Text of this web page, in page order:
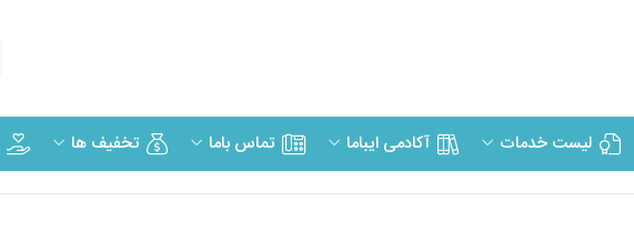
لیست خدمات آکادمی ایباما تماس باما تخفیف ها